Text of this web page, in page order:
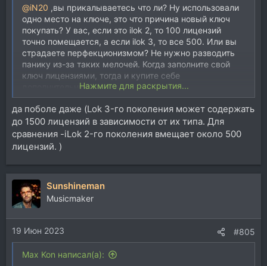
@iN20 ,вы прикалываетесь что ли? Ну использовали
одно место на ключе, это что причина новый ключ
покупать? У вас, если это ilok 2, то 100 лицензий
точно помещается, а если ilok 3, то все 500. Или вы
страдаете перфекционизмом? Не нужно разводить
панику из-за таких мелочей. Когда заполните свой
ключ лицензиями, тогда и купите себе
дополнительный.Нажмите для раскрытия...
да поболе даже (Lok 3-го поколения может содержать
до 1500 лицензий в зависимости от их типа. Для
сравнения -iLok 2-го поколения вмещает около 500
лицензий. )
Sunshineman
Musicmaker
19 Июн 2023 #805
Max Kon написал(а):